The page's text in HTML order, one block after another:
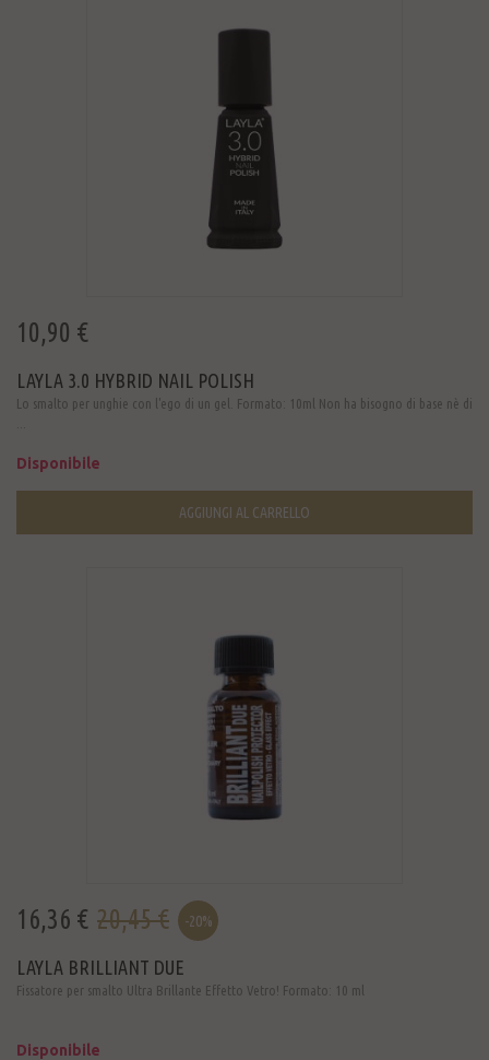
10,90 €
LAYLA 3.0 HYBRID NAIL POLISH
Lo smalto per unghie con l'ego di un gel. Formato: 10ml Non ha bisogno di base nè di
Disponibile
AGGIUNGI AL CARRELLO
16,36 € 20,45 € -20%
LAYLA BRILLIANT DUE
Fissatore per smalto Ultra Brillante Effetto Vetro! Formato: 10 ml
Disponibile